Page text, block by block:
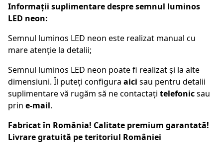
Informații suplimentare despre semnul luminos
LED neon:
Semnul luminos LED neon este realizat manual cu
mare atenție la detalii;
Semnul luminos LED neon poate fi realizat și la alte
dimensiuni. Îl puteți configura aici sau pentru detalii
suplimentare vă rugăm să ne contactați telefonicsau
prin e-mail.
Fabricat în România! Calitate premium garantată!
Livrare gratuită pe teritoriul României